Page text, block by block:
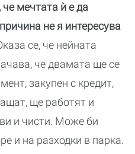
мечтата ѝ е да
не я интересува
се, че нейната
че двамата ще се
закупен с кредит,
ще работят и
и чисти. Може би
и на разходки в парка.